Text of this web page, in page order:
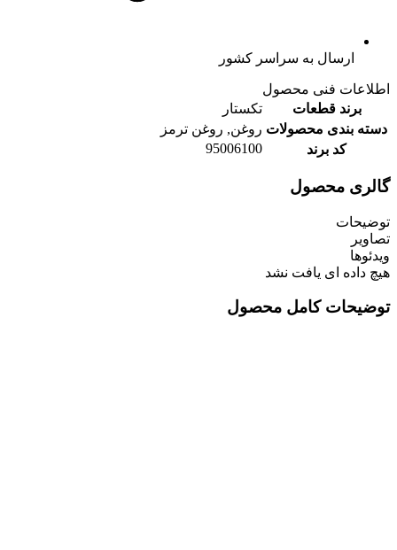
ارسال به سراسر کشور
اطلاعات فنی محصول
برند قطعات
تکستار
دسته بندی محصولات روغن, روغن ترمز
کد برند
95006100
گالری محصول
توضیحات
تصاویر
ویدئوها
هیچ داده ای یافت نشد
توضیحات کامل محصول